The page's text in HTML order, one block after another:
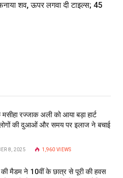
शव, ऊपर लगवा दी टाइल्स; 45
मसीहा रज्‍जाक अली को आया बड़ा हार्ट
की दुआओं और समय पर इलाज ने बचाई
8, 2025 1,960 VIEWS
मैडम ने 10वीं के छात्र से पूरी की हवस